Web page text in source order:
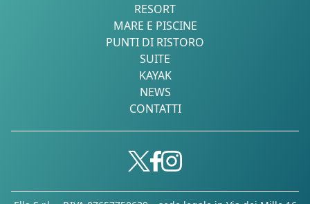
RESORT
MARE E PISCINE
PUNTI DI RISTORO
SUITE
KAYAK
NEWS
CONTATTI